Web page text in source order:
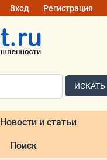
Вход Регистрация
ИСКАТЬ
Новости и статьи
Поиск